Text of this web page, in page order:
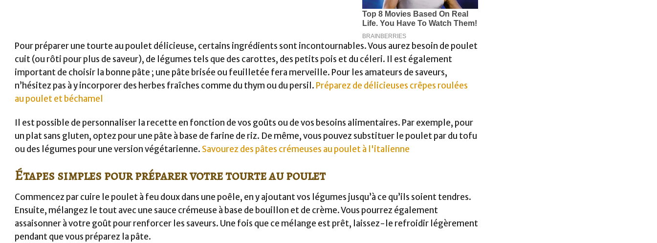
Pour préparer une tourte au poulet délicieuse, certains ingrédients sont incontournables. Vous aurez besoin de poulet
cuit (ou rôti pour plus de saveur), de légumes tels que des carottes, des petits pois et du céleri. Il est également
important de choisir la bonne pâte ; une pâte brisée ou feuilletée fera merveille. Pour les amateurs de saveurs,
n’hésitez pas à y incorporer des herbes fraîches comme du thym ou du persil. Préparez de délicieuses crêpes roulées
au poulet et béchamel
Il est possible de personnaliser la recette en fonction de vos goûts ou de vos besoins alimentaires. Par exemple, pour
un plat sans gluten, optez pour une pâte à base de farine de riz. De même, vous pouvez substituer le poulet par du tofu
ou des légumes pour une version végétarienne. Savourez des pâtes crémeuses au poulet à l'italienne
Étapes simples pour préparer votre tourte au poulet
Commencez par cuire le poulet à feu doux dans une poêle, en y ajoutant vos légumes jusqu’à ce qu’ils soient tendres.
Ensuite, mélangez le tout avec une sauce crémeuse à base de bouillon et de crème. Vous pourrez également
assaisonner à votre goût pour renforcer les saveurs. Une fois que ce mélange est prêt, laissez-le refroidir légèrement
pendant que vous préparez la pâte.